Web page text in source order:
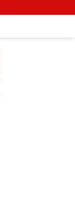
Aceh Tenggara